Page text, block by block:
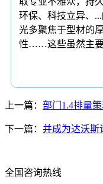
环保、科技立异、
光多聚焦于型材的
性……这些虽然主要
上一篇： 部门1.4排量
下一篇： 并成为达沃斯
全国咨询热线